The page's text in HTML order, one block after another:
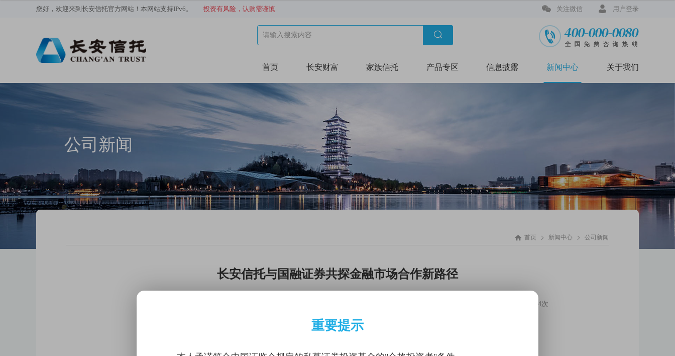
您好，欢迎来到长安信托官方网站！本网站支持IPv6。 投资有风险，认购需谨慎  用户登录
 关注微信

首页 长安财富 家族信托 产品专区 信息披露 新闻中心 关于我们
公司新闻
 首页  新闻中心  公司新闻
长安信托与国融证券共探金融市场合作新路径
阅读次数：194次
重要提示